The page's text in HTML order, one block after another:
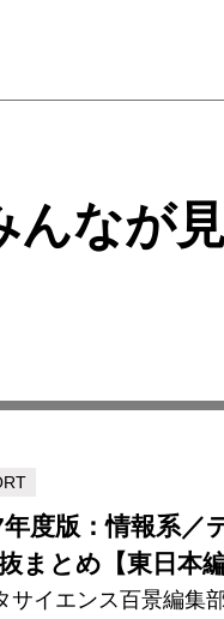
んなが
度版：情報系／
まとめ【東日本編
サイエンス百景編集